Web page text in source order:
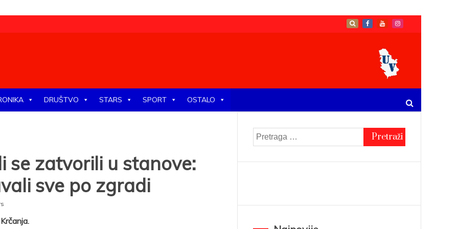
DRUŠTVO STARS SPORT OSTALO
se zatvorili u stanove:
sve po zgradi
Pretraga
za: